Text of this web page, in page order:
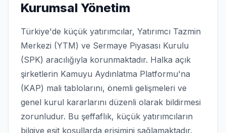
Kurumsal Yönetim
Türkiye'de küçük yatırımcılar, Yatırımcı Tazmin
Merkezi (YTM) ve Sermaye Piyasası Kurulu
(SPK) aracılığıyla korunmaktadır. Halka açık
şirketlerin Kamuyu Aydınlatma Platformu'na
(KAP) mali tablolarını, önemli gelişmeleri ve
genel kurul kararlarını düzenli olarak bildirmesi
zorunludur. Bu şeffaflık, küçük yatırımcıların
bilgiye eşit koşullarda erişimini sağlamaktadır.